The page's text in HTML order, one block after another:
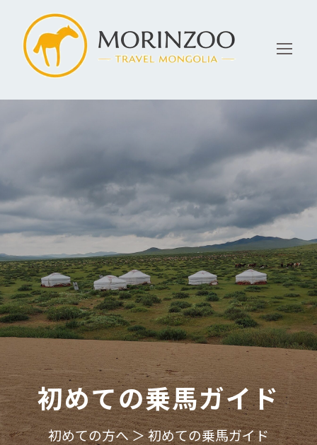
初めての乗馬ガイド
初めての方へ ＞ 初めての乗馬ガイド